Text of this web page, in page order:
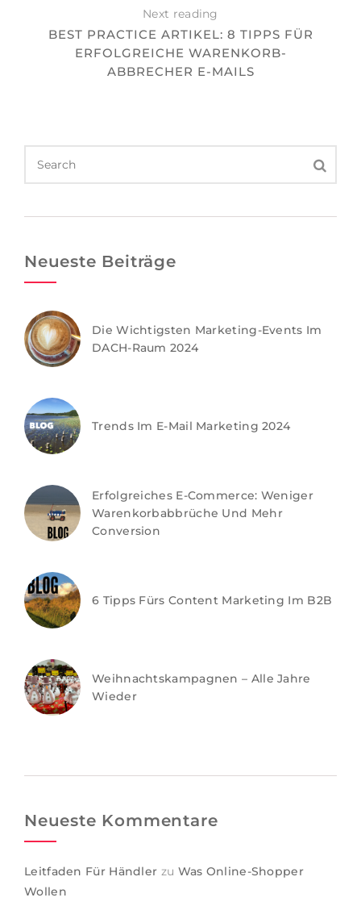
Next reading
BEST PRACTICE ARTIKEL: 8 TIPPS FÜR
ERFOLGREICHE WARENKORB-
ABBRECHER E-MAILS
Neueste Beiträge
Die Wichtigsten Marketing-Events Im
DACH-Raum 2024
Trends Im E-Mail Marketing 2024
Erfolgreiches E-Commerce: Weniger
Warenkorbabbrüche Und Mehr
Conversion
6 Tipps Fürs Content Marketing Im B2B
Weihnachtskampagnen – Alle Jahre
Wieder
Neueste Kommentare
Leitfaden Für Händler zu Was Online-Shopper
Wollen